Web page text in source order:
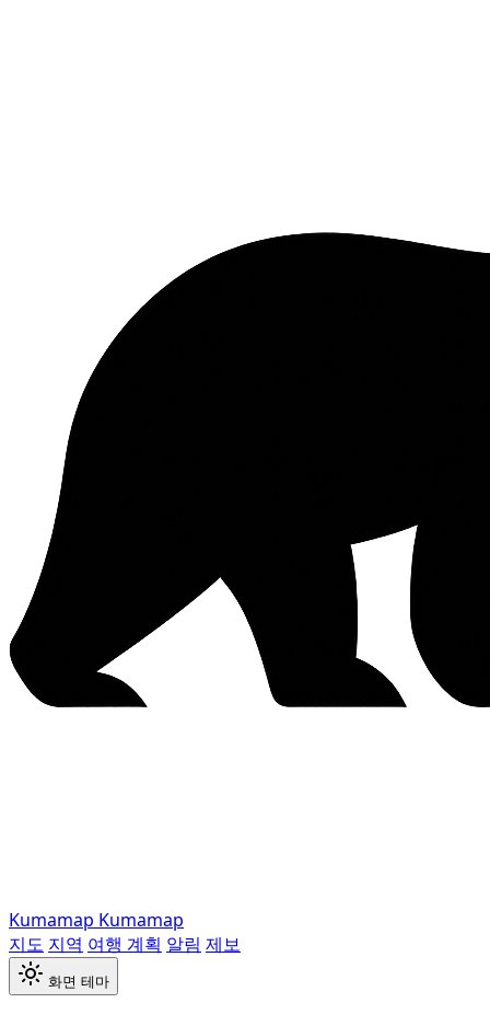
Kumamap Kumamap
지도 지역 여행 계획 알림 제보
화면 테마